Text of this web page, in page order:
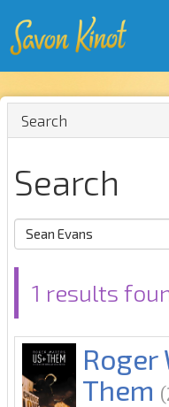
Search
Search
1 results
Roger
Them